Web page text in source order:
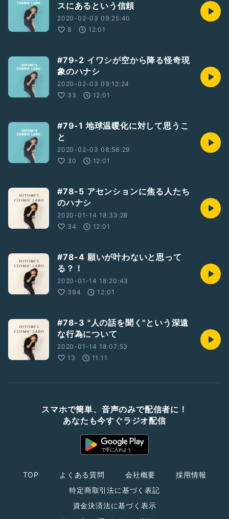
スにあるという信頼
2020-02-03 09:25:40
8
12:01
#79-2 イワシが空から降る怪奇現
象のハナシ
2020-02-03 09:12:24
33
12:01
#79-1 地球温暖化に対して思うこ
と
2020-02-03 08:58:29
30
12:01
#78-5 アセンションに焦る人たち
のハナシ
2020-01-14 18:33:28
34
12:01
#78-4 願いが叶わないと思って
る？！
2020-01-14 18:20:43
394
12:01
#78-3 "人の話を聞く"という深遠
な行為について
2020-01-14 18:07:53
13
11:11
スマホで簡単、音声のみで配信者に！
あなたも今すぐラジオ配信
TOP よくある質問 会社概要
採用情報
特定商取引法に基づく表記
資金決済法に基づく表示